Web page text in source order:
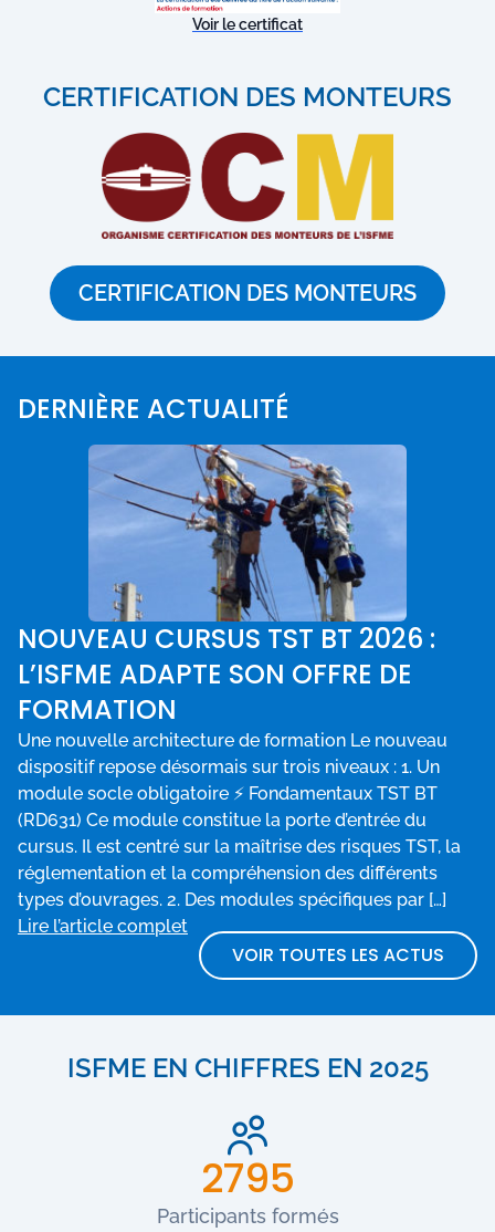
Voir le certificat
CERTIFICATION DES MONTEURS
CERTIFICATION DES MONTEURS
DERNIÈRE ACTUALITÉ
NOUVEAU CURSUS TST BT 2026 :
L’ISFME ADAPTE SON OFFRE DE
FORMATION
Une nouvelle architecture de formation Le nouveau
dispositif repose désormais sur trois niveaux : 1. Un
module socle obligatoire ⚡ Fondamentaux TST BT
(RD631) Ce module constitue la porte d’entrée du
cursus. Il est centré sur la maîtrise des risques TST, la
réglementation et la compréhension des différents
types d’ouvrages. 2. Des modules spécifiques par […]
Lire l’article complet
VOIR TOUTES LES ACTUS
ISFME EN CHIFFRES EN 2025
2795
Participants formés